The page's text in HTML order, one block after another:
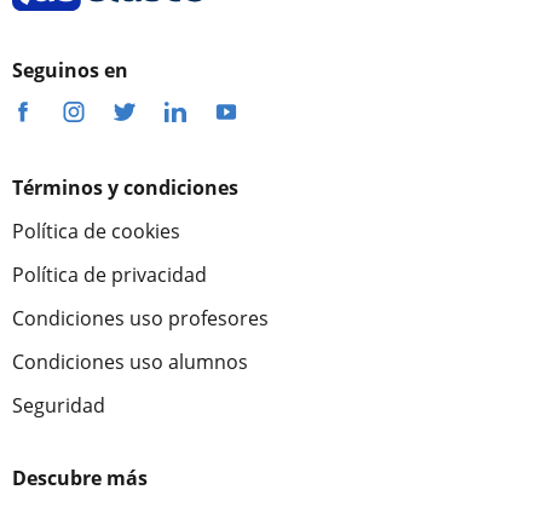
Seguinos en
Términos y condiciones
Política de cookies
Política de privacidad
Condiciones uso profesores
Condiciones uso alumnos
Seguridad
Descubre más